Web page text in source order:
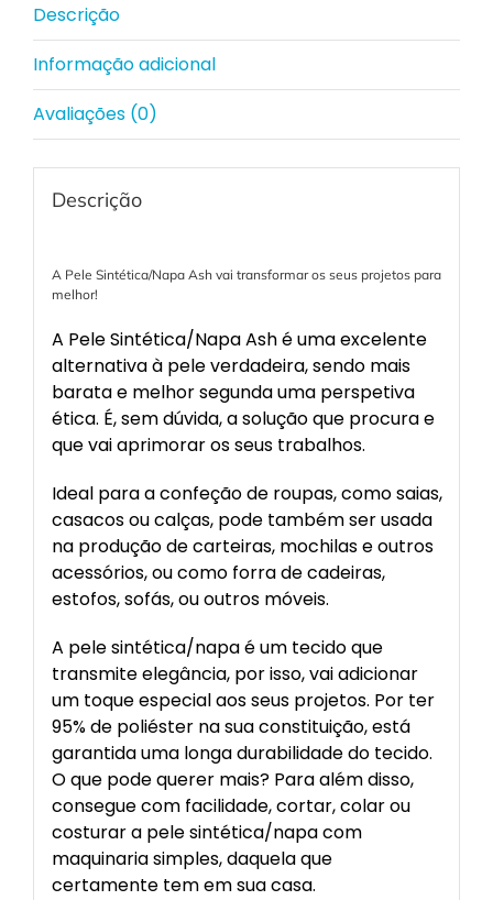
Descrição
Informação adicional
Avaliações (0)
Descrição
A Pele Sintética/Napa Ash vai transformar os seus projetos para
melhor!
A Pele Sintética/Napa Ash é uma excelente
alternativa à pele verdadeira, sendo mais
barata e melhor segunda uma perspetiva
ética. É, sem dúvida, a solução que procura e
que vai aprimorar os seus trabalhos.
Ideal para a confeção de roupas, como saias,
casacos ou calças, pode também ser usada
na produção de carteiras, mochilas e outros
acessórios, ou como forra de cadeiras,
estofos, sofás, ou outros móveis.
A pele sintética/napa é um tecido que
transmite elegância, por isso, vai adicionar
um toque especial aos seus projetos. Por ter
95% de poliéster na sua constituição, está
garantida uma longa durabilidade do tecido.
O que pode querer mais? Para além disso,
consegue com facilidade, cortar, colar ou
costurar a pele sintética/napa com
maquinaria simples, daquela que
certamente tem em sua casa.